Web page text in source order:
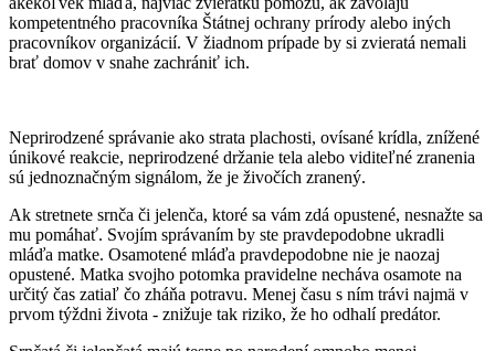
kompetentného pracovníka Štátnej ochrany prírody alebo iných
pracovníkov organizácií. V žiadnom prípade by si zvieratá nemali
brať domov v snahe zachrániť ich.
Neprirodzené správanie ako strata plachosti, ovísané krídla, znížené
únikové reakcie, neprirodzené držanie tela alebo viditeľné zranenia
sú jednoznačným signálom, že je živočích zranený.
Ak stretnete srnča či jelenča, ktoré sa vám zdá opustené, nesnažte sa
mu pomáhať. Svojím správaním by ste pravdepodobne ukradli
mláďa matke. Osamotené mláďa pravdepodobne nie je naozaj
opustené. Matka svojho potomka pravidelne necháva osamote na
určitý čas zatiaľ čo zháňa potravu. Menej času s ním trávi najmä v
prvom týždni života - znižuje tak riziko, že ho odhalí predátor.